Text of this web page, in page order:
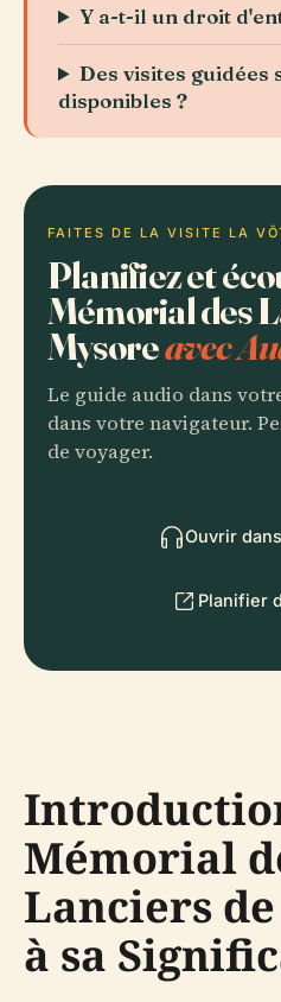
Y a-t-il un droit
Des visites guidées
disponibles ?
FAITES DE LA VISITE LA
Planifiez et
Mémorial des
Mysoreavec
Le guide audio dans
dans votre navigateur.
de voyager.
Ouvrir
Planifier
Mémorial
Lanciers
à sa